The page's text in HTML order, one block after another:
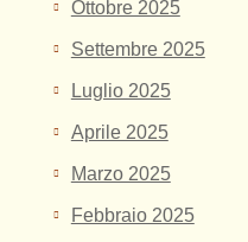
Ottobre 2025
Settembre 2025
Luglio 2025
Aprile 2025
Marzo 2025
Febbraio 2025